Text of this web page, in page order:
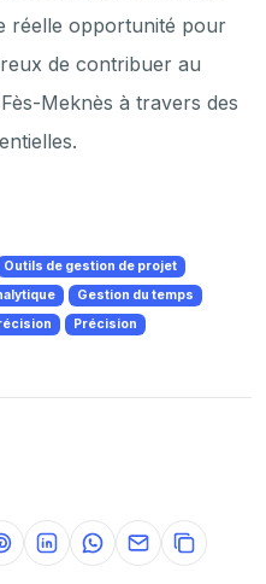
réelle opportunité pour
de contribuer au
Meknès à travers des
Outils de gestion de projet
Gestion du temps
Précision